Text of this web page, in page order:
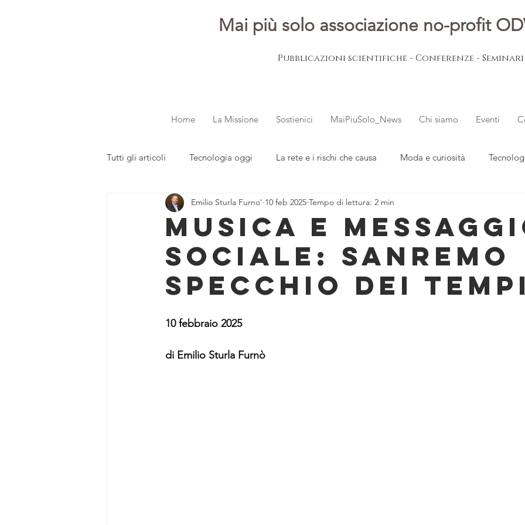
Mai più solo associazione no-profit
Pubblicazioni scientifiche - Conferenze -
Home La Missione Sostienici MaiPiuSolo_News Chi siamo Eventi
Tutti gli articoli Tecnologia oggi La rete e i rischi che causa Moda e curiosità
dalla redazione Parola ai giovani L'esperto risponde
Musica e
sociale: Sanremo
specchio dei
Emilio Sturla Furno' 10 feb 2025 Tempo di lettura: 2 min
10 febbraio 2025
di Emilio Sturla Furnò